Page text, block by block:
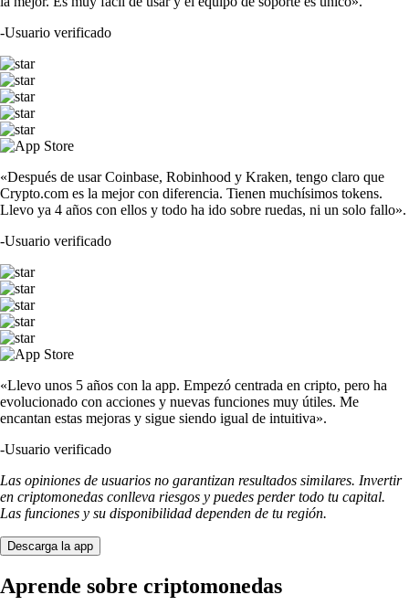
-Usuario verificado
«Después de usar Coinbase, Robinhood y Kraken, tengo claro que
Crypto.com es la mejor con diferencia. Tienen muchísimos tokens.
Llevo ya 4 años con ellos y todo ha ido sobre ruedas, ni un solo fallo».
-Usuario verificado
«Llevo unos 5 años con la app. Empezó centrada en cripto, pero ha
evolucionado con acciones y nuevas funciones muy útiles. Me
encantan estas mejoras y sigue siendo igual de intuitiva».
-Usuario verificado
Las opiniones de usuarios no garantizan resultados similares. Invertir
en criptomonedas conlleva riesgos y puedes perder todo tu capital.
Las funciones y su disponibilidad dependen de tu región.
Descarga la app
Aprende sobre criptomonedas